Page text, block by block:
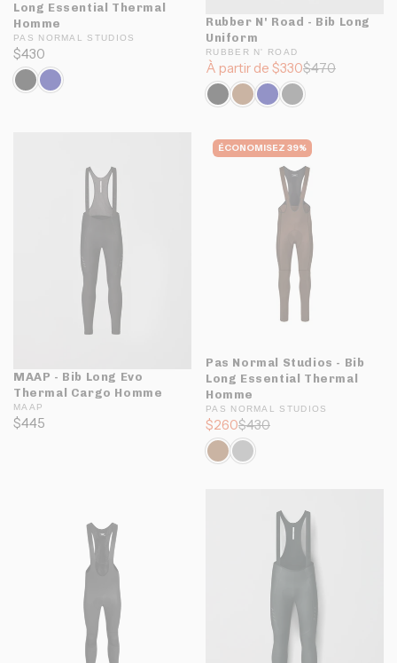
Long Essential Thermal
Homme
PAS NORMAL STUDIOS
$430
Rubber N' Road - Bib Long
Uniform
RUBBER N' ROAD
À partir de $330$470
MAAP - Bib Long Evo
Thermal Cargo Homme
MAAP
$445
ÉCONOMISEZ 39%
Pas Normal Studios - Bib
Long Essential Thermal
Homme
PAS NORMAL STUDIOS
$260$430